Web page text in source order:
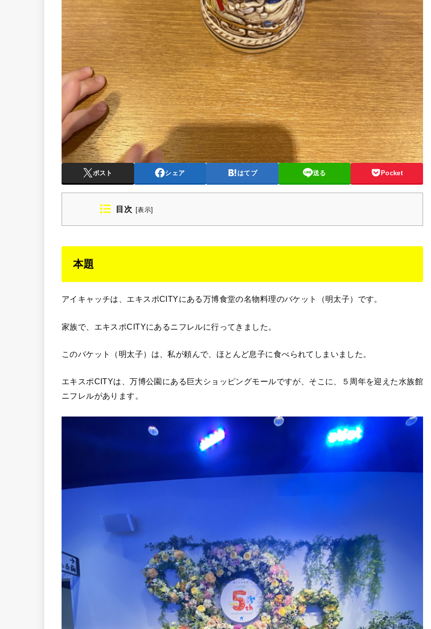
ポスト シェア はてブ 送る Pocket
目次 [表示
本題
アイキャッチは、エキスポCITYにある万博食堂の名物料理のバケット（明太子）です。
家族で、エキスポCITYにあるニフレルに行ってきました。
このバケット（明太子）は、私が頼んで、ほとんど息子に食べられてしまいました。
エキスポCITYは、万博公園にある巨大ショッピングモールですが、そこに、５周年を迎えた水族館
ニフレルがあります。